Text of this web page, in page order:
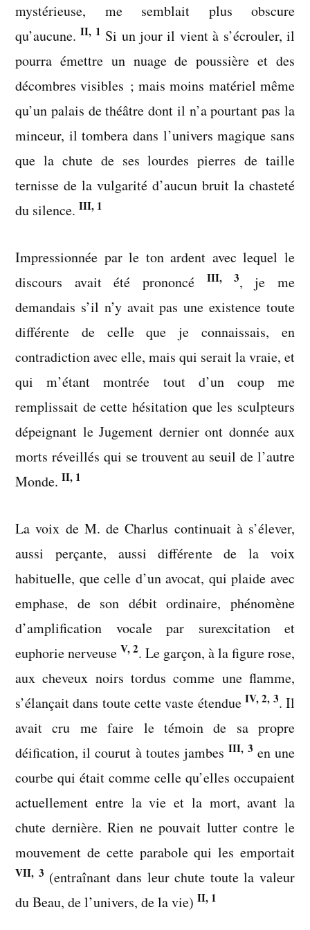
mystérieuse, me semblait plus obscure
qu’aucune.II, 1 Si un jour il vient à s’écrouler, il
pourra émettre un nuage de poussière et des
décombres visibles ; mais moins matériel même
qu’un palais de théâtre dont il n’a pourtant pas la
minceur, il tombera dans l’univers magique sans
que la chute de ses lourdes pierres de taille
ternisse de la vulgarité d’aucun bruit la chasteté
du silence. III, 1
Impressionnée par le ton ardent avec lequel le
discours avait été prononcé
III, 3, je me
demandais s’il n’y avait pas une existence toute
différente de celle que je connaissais, en
contradiction avec elle, mais qui serait la vraie, et
qui m’étant montrée tout d’un coup me
remplissait de cette hésitation que les sculpteurs
dépeignant le Jugement dernier ont donnée aux
morts réveillés qui se trouvent au seuil de l’autre
Monde. II, 1
La voix de M. de Charlus continuait à s’élever,
aussi perçante, aussi différente de la voix
habituelle, que celle d’un avocat, qui plaide avec
emphase, de son débit ordinaire, phénomène
d’amplification vocale par surexcitation et
euphorie nerveuse V, 2. Le garçon, à la figure rose,
aux cheveux noirs tordus comme une flamme,
s’élançait dans toute cette vaste étendue IV, 2, 3. Il
avait cru me faire le témoin de sa propre
déification, il courut à toutes jambesIII, 3 en une
courbe qui était comme celle qu’elles occupaient
actuellement entre la vie et la mort, avant la
chute dernière. Rien ne pouvait lutter contre le
mouvement de cette parabole qui les emportait
VII, 3 (entraînant dans leur chute toute la valeur
du Beau, de l’univers, de la vie) II, 1